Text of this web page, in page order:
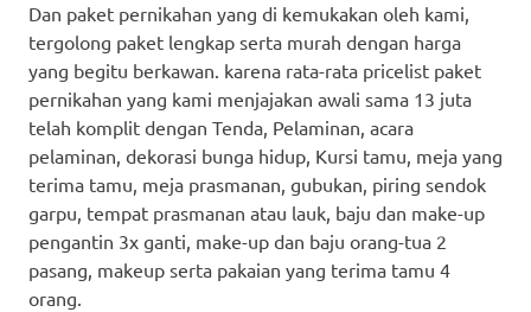
Dan paket pernikahan yang di kemukakan oleh kami,
tergolong paket lengkap serta murah dengan harga
yang begitu berkawan. karena rata-rata pricelist paket
pernikahan yang kami menjajakan awali sama 13 juta
telah komplit dengan Tenda, Pelaminan, acara
pelaminan, dekorasi bunga hidup, Kursi tamu, meja yang
terima tamu, meja prasmanan, gubukan, piring sendok
garpu, tempat prasmanan atau lauk, baju dan make-up
pengantin 3x ganti, make-up dan baju orang-tua 2
pasang, makeup serta pakaian yang terima tamu 4
orang.